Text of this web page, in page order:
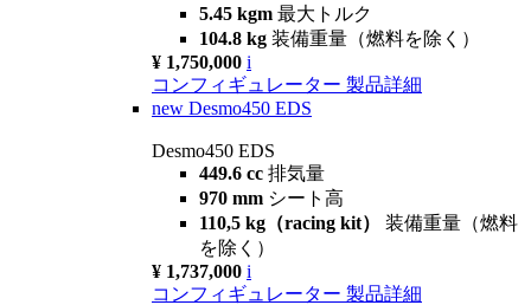
5.45 kgm 最大トルク
104.8 kg 装備重量（燃料を除く）
¥ 1,750,000 i
コンフィギュレーター 製品詳細
new Desmo450 EDS
Desmo450 EDS
449.6 cc 排気量
970 mm シート高
110,5 kg（racing kit） 装備重量（燃料
を除く）
¥ 1,737,000 i
コンフィギュレーター 製品詳細